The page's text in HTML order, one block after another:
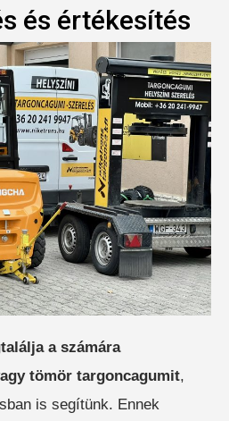
RAKLAPSZÁLLÍTÓ
RAKLAPEMELŐ
és értékesítés
a számára
tömör targoncagumit,
is segítünk. Ennek